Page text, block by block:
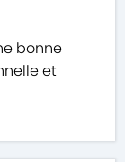
bonne
et